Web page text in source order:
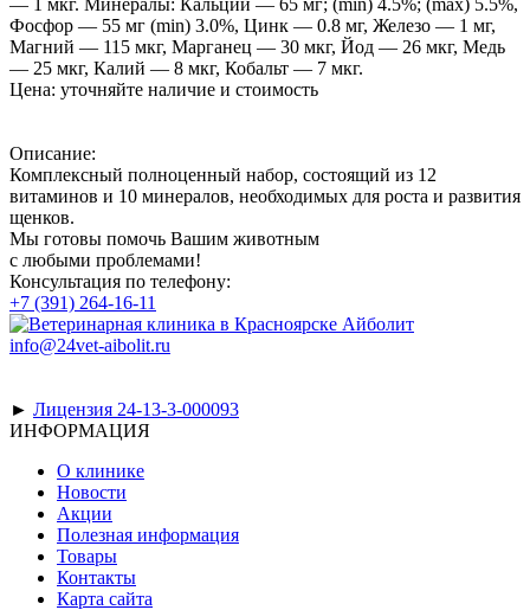
Фосфор — 55 мг (min) 3.0%, Цинк — 0.8 мг, Железо — 1 мг,
Магний — 115 мкг, Марганец — 30 мкг, Йод — 26 мкг, Медь
— 25 мкг, Калий — 8 мкг, Кобальт — 7 мкг.
Цена: уточняйте наличие и стоимость
Описание:
Комплексный полноценный набор, состоящий из 12
витаминов и 10 минералов, необходимых для роста и развития
щенков.
Мы готовы помочь Вашим животным
с любыми проблемами!
Консультация по телефону:
+7 (391) 264-16-11
info@24vet-aibolit.ru
► Лицензия 24-13-3-000093
ИНФОРМАЦИЯ
О клинике
Новости
Акции
Полезная информация
Товары
Контакты
Карта сайта